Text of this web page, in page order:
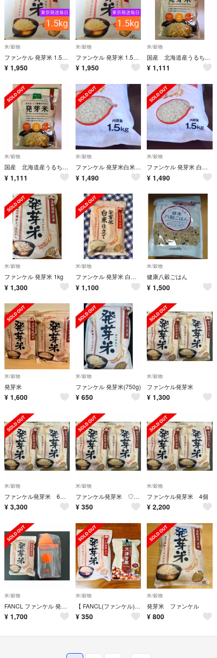
米/穀物
ファンケル 発芽米 1.5kg×1袋 賞味期限2025.12.9
¥ 1,950
米/穀物
ファンケル 発芽米 1.5kg×1袋 賞味期限2025.12.9
¥ 1,950
米/穀物
国産 北海道産うるち米 玄米 750g チャック付 食物繊維 GABAビタミン
¥ 1,111
米/穀物
国産 北海道産うるち米 玄米 750g チャック付 食物繊維 GABA ビタミン
¥ 1,111
米/穀物
ファンケル 発芽米白米仕立て(1.5kg)
¥ 1,490
米/穀物
ファンケル 発芽米 白米仕立て(1.5kg)胚芽米 玄米 無洗米
¥ 1,490
米/穀物
ファンケル 発芽米 1kg
¥ 1,300
米/穀物
ファンケル 発芽米 白米仕立て 1kg
¥ 1,100
米/穀物
健康八穀ごはん
¥ 1,500
米/穀物
発芽米
¥ 1,600
米/穀物
ファンケル 発芽米(750g)
¥ 650
米/穀物
ファンケル発芽米
¥ 1,300
米/穀物
ファンケル発芽米 6個 Emily555様専用
¥ 3,300
米/穀物
ファンケル発芽米 ♡花♡様専用
¥ 350
米/穀物
ファンケル発芽米 4個
¥ 2,200
米/穀物
FANCL ファンケル 発芽玄米 1kg オリジナルストッカー付き
¥ 1,700
米/穀物
【 FANCL(ファンケル) 発芽米, 天津甘栗 】
¥ 350
米/穀物
発芽米 ファンケル
¥ 800